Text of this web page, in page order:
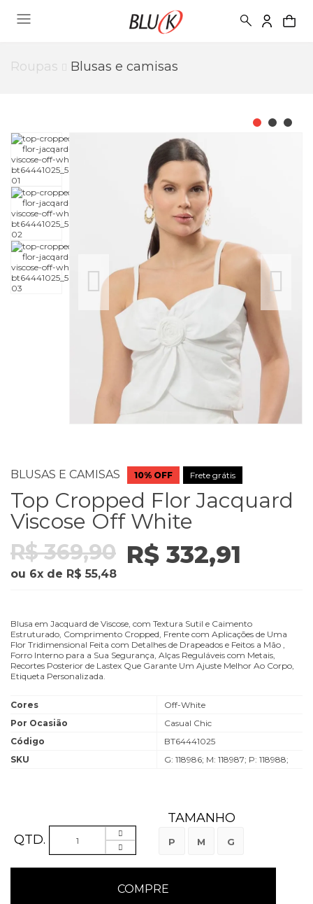
Roupas Blusas e camisas
BLUSAS E CAMISAS 10% OFF
Top Cropped Flor Jacquard
Viscose Off White
R$ 369,90 R$ 332,91
ou 6x de R$ 55,48
Blusa em Jacquard de Viscose, com Textura Sutil e Caimento
Estruturado, Comprimento Cropped, Frente com Aplicações de Uma
Flor Tridimensional Feita com Detalhes de Drapeados e Feitos a Mão ,
Forro Interno para a Sua Segurança, Alças Reguláveis com Metais,
Recortes Posterior de Lastex Que Garante Um Ajuste Melhor Ao Corpo,
Etiqueta Personalizada.
Cores
Off-White
Por Ocasião
Casual Chic
Código
BT64441025
SKU
G: 118986; M: 118987; P: 118988;
QTD.
TAMANHO
P M G